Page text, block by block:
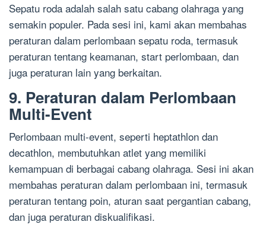
Sepatu roda adalah salah satu cabang olahraga yang
semakin populer. Pada sesi ini, kami akan membahas
peraturan dalam perlombaan sepatu roda, termasuk
peraturan tentang keamanan, start perlombaan, dan
juga peraturan lain yang berkaitan.
9. Peraturan dalam Perlombaan
Multi-Event
Perlombaan multi-event, seperti heptathlon dan
decathlon, membutuhkan atlet yang memiliki
kemampuan di berbagai cabang olahraga. Sesi ini akan
membahas peraturan dalam perlombaan ini, termasuk
peraturan tentang poin, aturan saat pergantian cabang,
dan juga peraturan diskualifikasi.